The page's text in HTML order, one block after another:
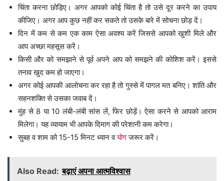
चिंता करना छोड़िए। अगर आपको कोई चिंता है तो उसे दूर करने का उपाय
कीजिए। अगर आप कुछ नहीं कर सकते तो उसके बारे में सोचना छोड़ दें।
दिन में कम से कम एक काम ऐसा अवश्य करें जिससे आपको खुशी मिले और
आप अच्छा महसूस करें।
किसी और को समझाने से पूर्व अपने आप को समझने की कोशिश करें। इससे
तनाव खुद कम हो जाएगा।
अगर कोई आपकी आलोचना कर रहा है तो गुस्से में पागल मत बनिए। शांति और
सहनशक्ति से उसका जवाब दें।
मुंह से 8 या 10 लंबी-लंबी सांस लें, फिर छोड़ें। ऐसा करने से आपको आराम
मिलेगा। यह व्यायाम भी आपके दिमाग की परेशानी कम करेगा।
सुबह व शाम को 15-15 मिनट ध्यान वयोगजरूर करें।
Also Read: बढ़ाएं अपना आत्मविश्वास